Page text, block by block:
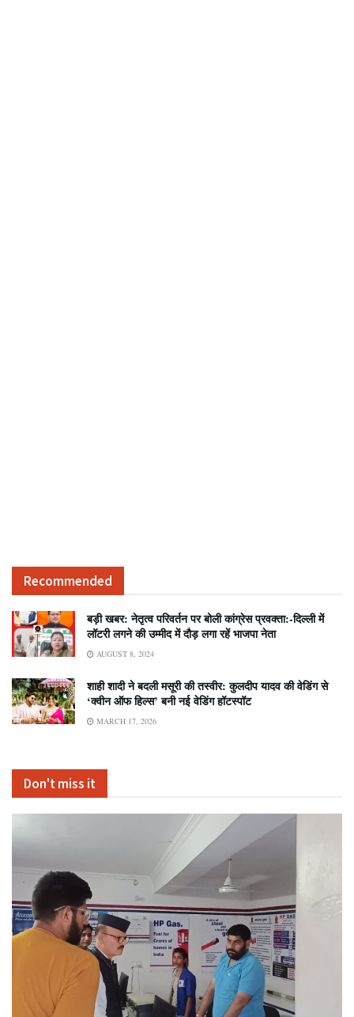
Recommended
बड़ी खबर: नेतृत्व परिवर्तन पर बोली कांग्रेस प्रवक्ता:-दिल्ली में
लॉटरी लगने की उम्मीद में दौड़ लगा रहें भाजपा नेता
AUGUST 8, 2024
शाही शादी ने बदली मसूरी की तस्वीर: कुलदीप यादव की वेडिंग से
‘क्वीन ऑफ हिल्स’ बनी नई वेडिंग हॉटस्पॉट
MARCH 17, 2026
Don't miss it